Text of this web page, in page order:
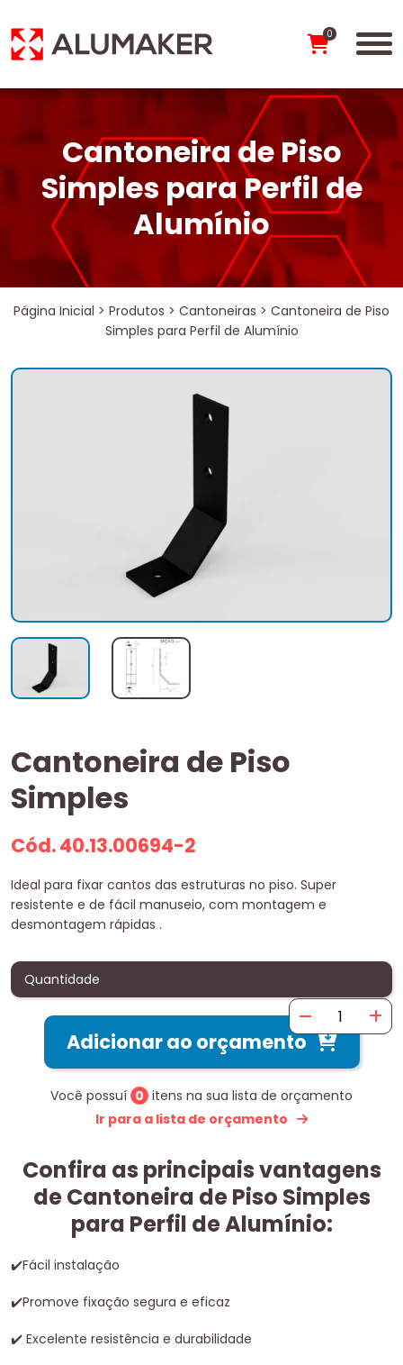
0
Cantoneira de Piso
Simples para Perfil de
Alumínio
Página Inicial > Produtos > Cantoneiras > Cantoneira de Piso
Simples para Perfil de Alumínio
Cantoneira de Piso
Simples
Cód. 40.13.00694-2
Ideal para fixar cantos das estruturas no piso. Super
resistente e de fácil manuseio, com montagem e
desmontagem rápidas .
Quantidade
Adicionar ao orçamento
Você possuí 0 itens na sua lista de orçamento
Ir para a lista de orçamento
Confira as principais vantagens
de Cantoneira de Piso Simples
para Perfil de Alumínio:
✔️Fácil instalação
✔️Promove fixação segura e eficaz
✔ Excelente resistência e durabilidade